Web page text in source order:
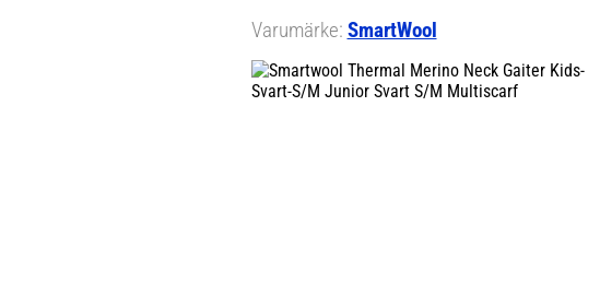
Varumärke: SmartWool